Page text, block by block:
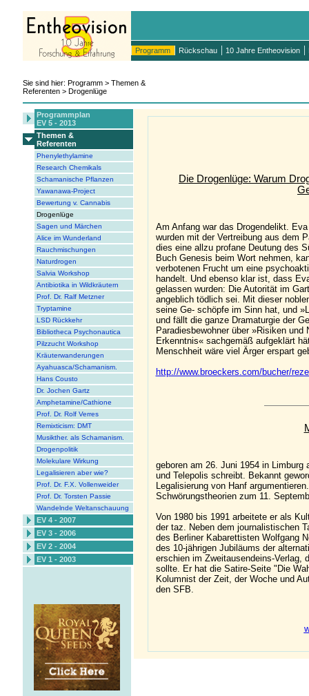
Programm Rückschau 10 Jahre Entheovision
Sie sind hier: Programm > Themen &
Referenten > Drogenlüge
Programmplan
EV 5 - 2013
Themen &
Referenten
Phenylethylamine
Research Chemikals
Schamanische Pflanzen
Yawanawa-Project
Bewertung v. Cannabis
Drogenlüge
Sagen und Märchen
Alice im Wunderland
Rauchmischungen
Naturdrogen
Salvia Workshop
Antibiotika in Wildkräutern
Prof. Dr. Ralf Metzner
Tryptamine
LSD Rückkehr
Bibliotheca Psychonautica
Pilzzucht Workshop
Kräuterwanderungen
Ayahuasca/Schamanism.
Hans Cousto
Dr. Jochen Gartz
Amphetamine/Cathione
Prof. Dr. Rolf Verres
Remixticism: DMT
Musikther. als Schamanism.
Drogenpolitik
Molekulare Wirkung
Legalisieren aber wie?
Prof. Dr. F.X. Vollenweider
Prof. Dr. Torsten Passie
Wandelnde Weltanschauung
EV 4 - 2007
EV 3 - 2006
EV 2 - 2004
EV 1 - 2003
Die Drogenlüge: Warum
Am Anfang war das Drogendelikt.
wurden mit der Vertreibung aus dem
dies eine allzu profane Deutung des
Buch Genesis beim Wort nehmen,
verbotenen Frucht um eine
handelt. Und ebenso klar ist, dass
gelassen wurden: Die Autorität im
angeblich tödlich sei. Mit dieser
seine Ge- schöpfe im Sinn hat, und
und fällt die ganze Dramaturgie der
Paradiesbewohner über »Risiken
Erkenntnis« sachgemäß aufgeklärt
Menschheit wäre viel Ärger erspart
http://www.broeckers.com/bucher/
geboren am 26. Juni 1954 in
und Telepolis schreibt. Bekannt
Legalisierung von Hanf
Schwörungstheorien zum 11.
Von 1980 bis 1991 arbeitete er als
der taz. Neben dem journalistischen
des Berliner Kabarettisten Wolfgang
des 10-jährigen Jubiläums der
erschien im Zweitausendeins-Verlag,
sollte. Er hat die Satire-Seite "Die
Kolumnist der Zeit, der Woche und
den SFB.